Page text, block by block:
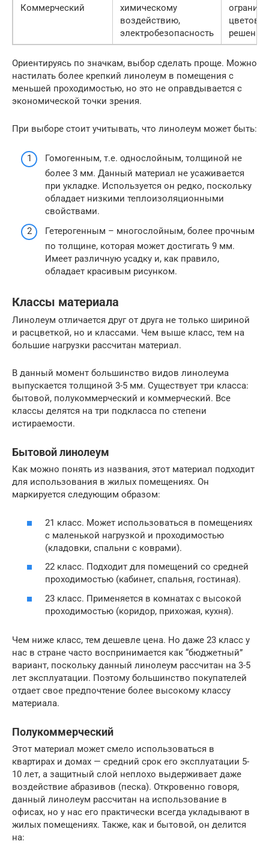
Коммерческий
химическому
воздействию,
электробезопасность
решений
Ориентируясь по значкам, выбор сделать проще. Можно
настилать более крепкий линолеум в помещения с
меньшей проходимостью, но это не оправдывается с
экономической точки зрения.
При выборе стоит учитывать, что линолеум может быть:
Гомогенным, т.е. однослойным, толщиной не
более 3 мм. Данный материал не усаживается
при укладке. Используется он редко, поскольку
обладает низкими теплоизоляционными
свойствами.
Гетерогенным – многослойным, более прочным
по толщине, которая может достигать 9 мм.
Имеет различную усадку и, как правило,
обладает красивым рисунком.
Классы материала
Линолеум отличается друг от друга не только шириной
и расцветкой, но и классами. Чем выше класс, тем на
большие нагрузки рассчитан материал.
В данный момент большинство видов линолеума
выпускается толщиной 3-5 мм. Существует три класса:
бытовой, полукоммерческий и коммерческий. Все
классы делятся на три подкласса по степени
истираемости.
Бытовой линолеум
Как можно понять из названия, этот материал подходит
для использования в жилых помещениях. Он
маркируется следующим образом:
21 класс. Может использоваться в помещениях
с маленькой нагрузкой и проходимостью
(кладовки, спальни с коврами).
22 класс. Подходит для помещений со средней
проходимостью (кабинет, спальня, гостиная).
23 класс. Применяется в комнатах с высокой
проходимостью (коридор, прихожая, кухня).
Чем ниже класс, тем дешевле цена. Но даже 23 класс у
нас в стране часто воспринимается как “бюджетный”
вариант, поскольку данный линолеум рассчитан на 3-5
лет эксплуатации. Поэтому большинство покупателей
отдает свое предпочтение более высокому классу
материала.
Полукоммерческий
Этот материал может смело использоваться в
квартирах и домах — средний срок его эксплуатации 5-
10 лет, а защитный слой неплохо выдерживает даже
воздействие абразивов (песка). Откровенно говоря,
данный линолеум рассчитан на использование в
офисах, но у нас его практически всегда укладывают в
жилых помещениях. Также, как и бытовой, он делится
на: